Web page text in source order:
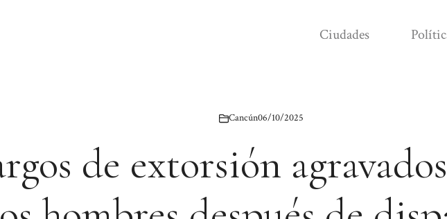
Ciudades
Cancún06/10/2025
de extorsión